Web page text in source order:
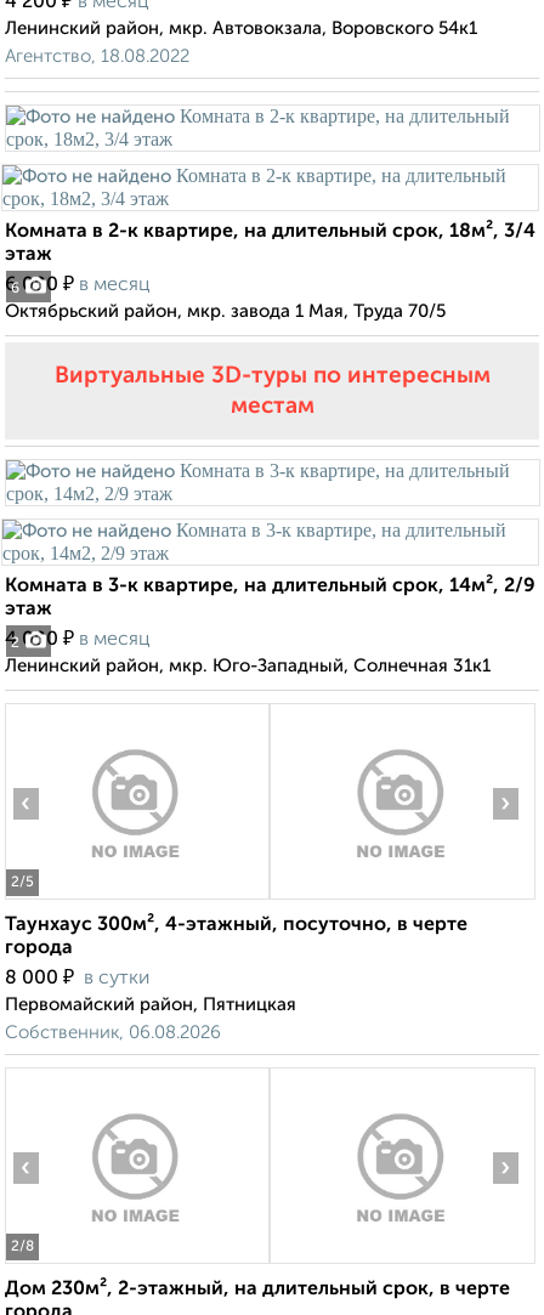
Ленинский район, мкр. Автовокзала, Воровского 54к1
Агентство, 18.08.2022
6
Комната в 2-к квартире, на длительный срок, 18м², 3/4
этаж
6 000 ₽ в месяц
Октябрьский район, мкр. завода 1 Мая, Труда 70/5
Виртуальные 3D-туры по интересным
местам
2
Комната в 3-к квартире, на длительный срок, 14м², 2/9
этаж
4 000 ₽ в месяц
Ленинский район, мкр. Юго-Западный, Солнечная 31к1
2/5
‹ ›
Таунхаус 300м², 4-этажный, посуточно, в черте
города
8 000 ₽ в сутки
Первомайский район, Пятницкая
Собственник, 06.08.2026
2/8
‹ ›
Дом 230м², 2-этажный, на длительный срок, в черте